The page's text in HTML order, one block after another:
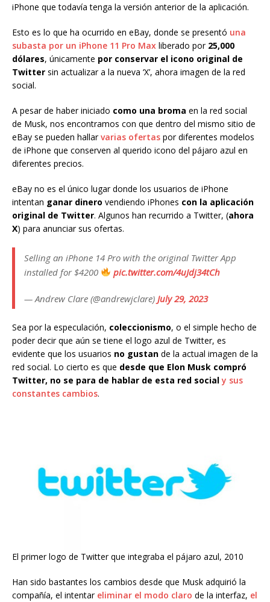
iPhone que todavía tenga la versión anterior de la aplicación.
Esto es lo que ha ocurrido en eBay, donde se presentó una
subasta por un iPhone 11 Pro Max liberado por 25,000
dólares, únicamente por conservar el icono original de
Twitter sin actualizar a la nueva ‘X’, ahora imagen de la red
social.
A pesar de haber iniciado como una broma en la red social
de Musk, nos encontramos con que dentro del mismo sitio de
eBay se pueden hallarvarias ofertas por diferentes modelos
de iPhone que conserven al querido icono del pájaro azul en
diferentes precios.
eBay no es el único lugar donde los usuarios de iPhone
intentan ganar dinero vendiendo iPhones con la aplicación
original de Twitter. Algunos han recurrido a Twitter, (ahora
X) para anunciar sus ofertas.
Selling an iPhone 14 Pro with the original Twitter App
installed for $4200
pic.twitter.com/4uJdj34tCh
— Andrew Clare (@andrewjclare) July 29, 2023
Sea por la especulación, coleccionismo, o el simple hecho de
poder decir que aún se tiene el logo azul de Twitter, es
evidente que los usuarios no gustan de la actual imagen de la
red social. Lo cierto es que desde que Elon Musk compró
Twitter, no se para de hablar de esta red social y sus
constantes cambios.
El primer logo de Twitter que integraba el pájaro azul, 2010
Han sido bastantes los cambios desde que Musk adquirió la
compañía, el intentar eliminar el modo claro de la interfaz, el